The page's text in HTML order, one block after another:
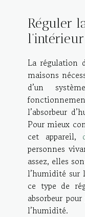
Réguler
La régulation
maisons
d’un
l’absorbeur
Pour mieux
cet appareil,
personnes
assez, elles
l’humidité sur
ce type de
absorbeur
l’humidité.